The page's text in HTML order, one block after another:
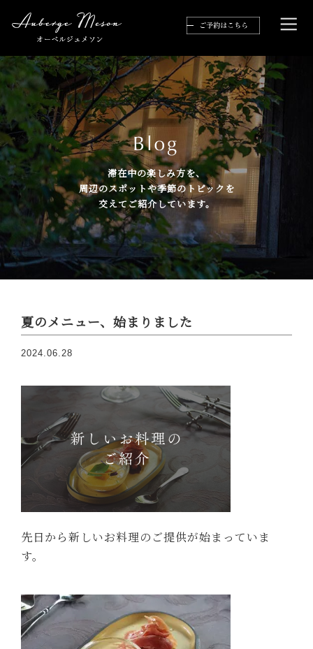
滞在中の楽しみ方を、
周辺のスポットや季節のトピックを
交えてご紹介しています。
夏のメニュー、始まりました
2024.06.28
先日から新しいお料理のご提供が始まっていま
す。